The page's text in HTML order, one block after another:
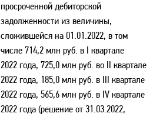
просроченной дебиторской
задолженности из величины,
сложившейся на 01.01.2022, в том
числе 714,2 млн руб. в I квартале
2022 года, 725,0 млн руб. во II квартале
2022 года, 185,0 млн руб. в III квартале
2022 года, 565,6 млн руб. в IV квартале
2022 года (решение от 31.03.2022,